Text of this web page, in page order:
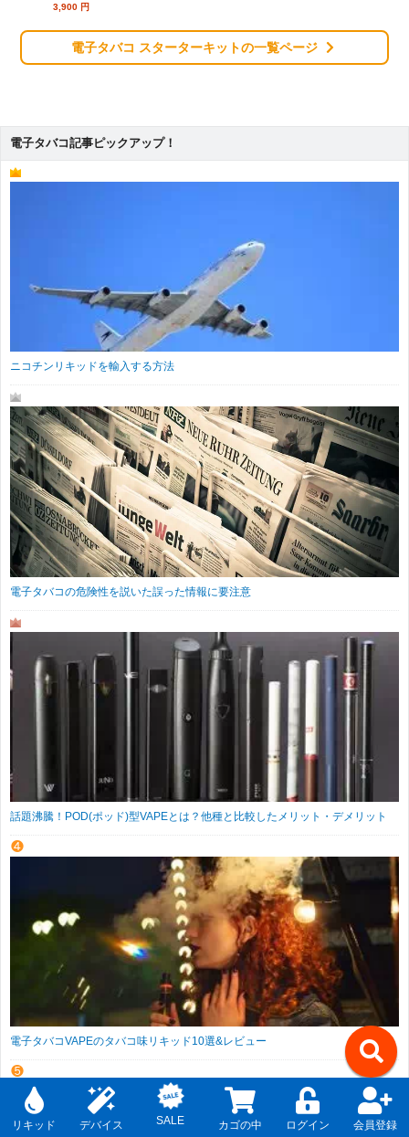
リキッド デバイス SALE カゴの中 ログイン 会員登録
3,900 円
電子タバコ スターターキットの一覧ページ
電子タバコ記事ピックアップ！
ニコチンリキッドを輸入する方法
電子タバコの危険性を説いた誤った情報に要注意
話題沸騰！POD(ポッド)型VAPEとは？他種と比較したメリット・デメリット
電子タバコVAPEのタバコ味リキッド10選&レビュー
↑